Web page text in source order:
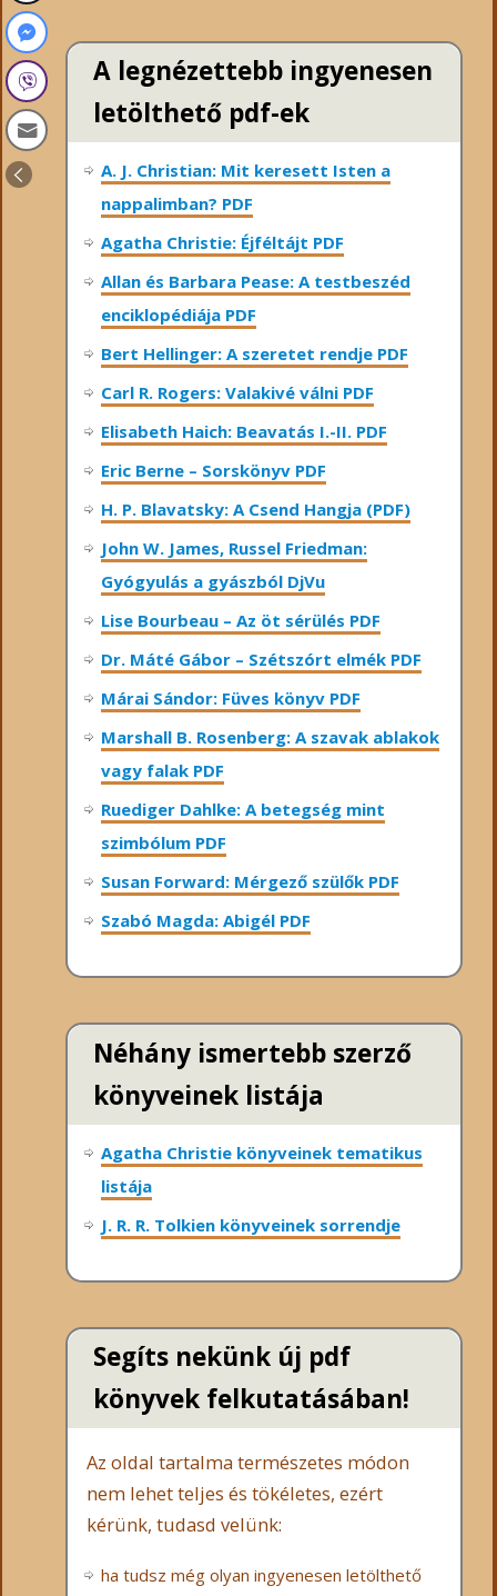
A legnézettebb ingyenesen
letölthető pdf-ek
A. J. Christian: Mit keresett Isten a
nappalimban? PDF
Agatha Christie: Éjféltájt PDF
Allan és Barbara Pease: A testbeszéd
enciklopédiája PDF
Bert Hellinger: A ​szeretet rendje PDF
Carl R. Rogers: Valakivé válni PDF
Elisabeth Haich: Beavatás I.-II. PDF
Eric Berne – Sorskönyv PDF
H. P. Blavatsky: A Csend Hangja (PDF)
John W. James, Russel Friedman:
Gyógyulás a gyászból DjVu
Lise Bourbeau – Az öt sérülés PDF
Dr. Máté Gábor – Szétszórt elmék PDF
Márai Sándor: Füves könyv PDF
Marshall B. Rosenberg: A szavak ablakok
vagy falak PDF
Ruediger Dahlke: A betegség mint
szimbólum PDF
Susan Forward: Mérgező szülők PDF
Szabó Magda: Abigél PDF
Néhány ismertebb szerző
könyveinek listája
Agatha Christie könyveinek tematikus
listája
J. R. R. Tolkien könyveinek sorrendje
Segíts nekünk új pdf
könyvek felkutatásában!
Az oldal tartalma természetes módon
nem lehet teljes és tökéletes, ezért
kérünk, tudasd velünk:
ha tudsz még olyan ingyenesen letölthető